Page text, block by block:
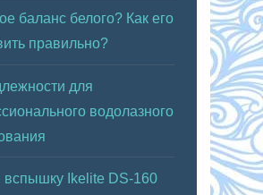
баланс белого? Как его
правильно?
для
водолазного
вспышку Ikelite DS-160